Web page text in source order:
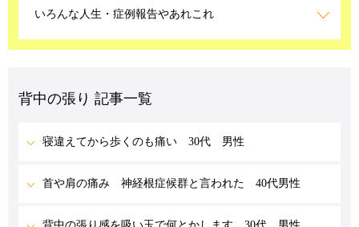
LINEお問い合わせ
いろんな人生・症例報告やあれこれ
背中の張り 記事一覧
寝違えてから歩くのも痛い 30代 男性
首や肩の痛み 神経根症候群と言われた 40代男性